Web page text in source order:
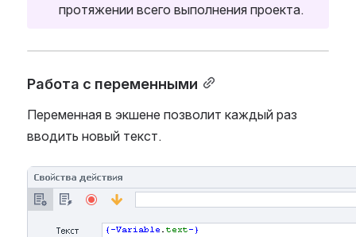
протяжении всего выполнения проекта.
Работа с переменными
Переменная в экшене позволит каждый раз
вводить новый текст.
Open